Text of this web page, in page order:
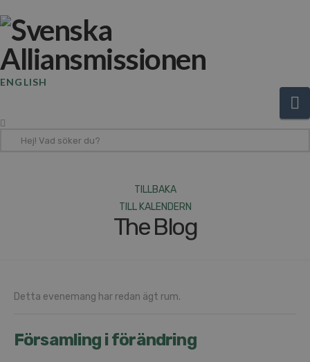
ENGLISH
TILLBAKA
TILL KALENDERN
The Blog
Detta evenemang har redan ägt rum.
Församling i förändring